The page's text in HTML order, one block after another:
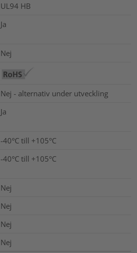
UL94 HB
Ja
Nej
Nej - alternativ under utveckling
Ja
-40°C till +105°C
-40°C till +105°C
Nej
Nej
Nej
Nej